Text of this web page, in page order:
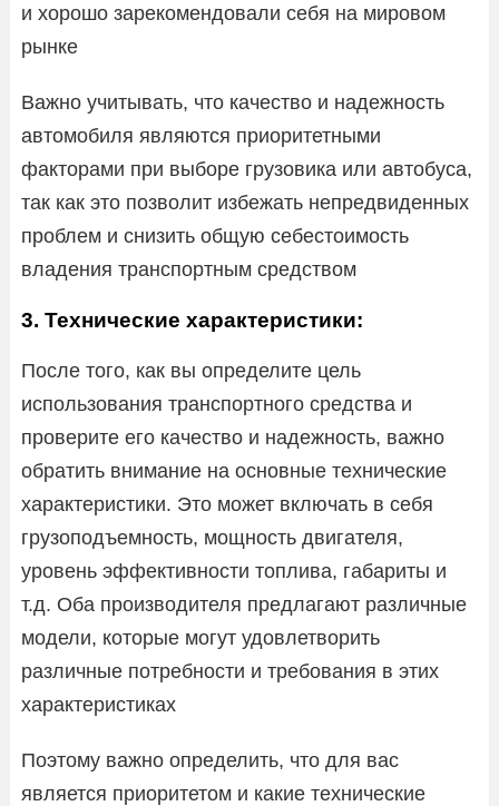
и хорошо зарекомендовали себя на мировом
рынке
Важно учитывать, что качество и надежность
автомобиля являются приоритетными
факторами при выборе грузовика или автобуса,
так как это позволит избежать непредвиденных
проблем и снизить общую себестоимость
владения транспортным средством
3. Технические характеристики:
После того, как вы определите цель
использования транспортного средства и
проверите его качество и надежность, важно
обратить внимание на основные технические
характеристики. Это может включать в себя
грузоподъемность, мощность двигателя,
уровень эффективности топлива, габариты и
т.д. Оба производителя предлагают различные
модели, которые могут удовлетворить
различные потребности и требования в этих
характеристиках
Поэтому важно определить, что для вас
является приоритетом и какие технические